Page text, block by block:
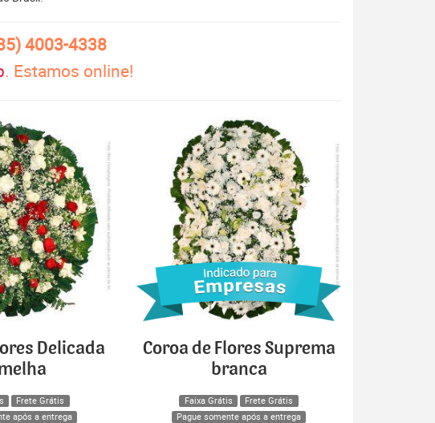
4003-4338
. Estamos online!
Delicada
Frete Grátis
após a entrega
Coroa de Flores Suprema
branca
Faixa Grátis
Frete Grátis
Pague somente após a entrega